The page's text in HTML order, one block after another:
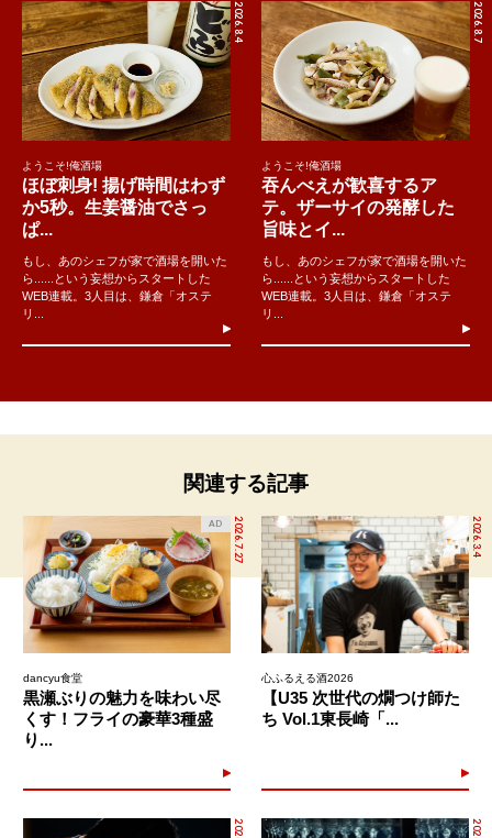
2026.8.4
ようこそ!俺酒場
ほぼ刺身! 揚げ時間はわず
か5秒。生姜醤油でさっ
ぱ...
もし、あのシェフが家で酒場を開いた
ら......という妄想からスタートした
WEB連載。3人目は、鎌倉「オステ
リ...
2026.8.7
ようこそ!俺酒場
吞んべえが歓喜するア
テ。ザーサイの発酵した
旨味とイ...
もし、あのシェフが家で酒場を開いた
ら......という妄想からスタートした
WEB連載。3人目は、鎌倉「オステ
リ...
関連する記事
2026.7.27
AD
dancyu食堂
黒瀬ぶりの魅力を味わい尽
くす！フライの豪華3種盛
り...
2026.3.4
心ふるえる酒2026
【U35 次世代の燗つけ師た
ち Vol.1東長崎「...